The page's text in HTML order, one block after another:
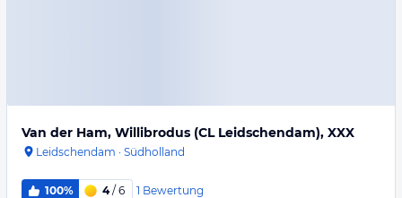
Van der Ham, Willibrodus (CL Leidschendam), XXX
Leidschendam · Südholland
100% 4/ 6 1 Bewertung